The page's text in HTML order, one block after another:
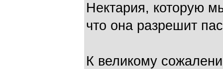
Нектария, которую
что она разрешит
К великому